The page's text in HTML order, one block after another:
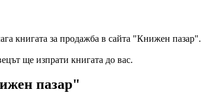
книгата за продажба в сайта "Книжен пазар".
ще изпрати книгата до вас.
пазар"